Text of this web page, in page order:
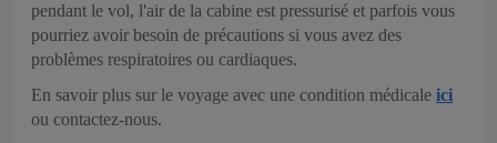
pendant le vol, l'air de la cabine est pressurisé et parfois vous
pourriez avoir besoin de précautions si vous avez des
problèmes respiratoires ou cardiaques.
En savoir plus sur le voyage avec une condition médicale ici
ou contactez-nous.